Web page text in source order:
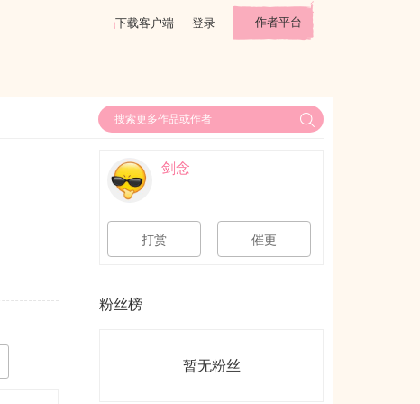
下载客户端 登录 作者平台
剑念
打赏 催更
粉丝榜
暂无粉丝